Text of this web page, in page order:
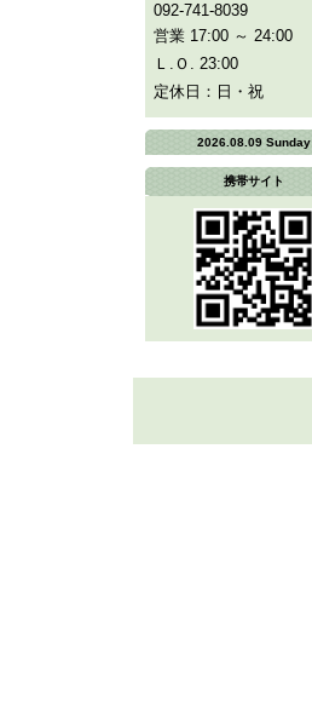
092-741-8039
営業 17:00 ～ 24:00
Ｌ.Ｏ. 23:00
定休日：日・祝
2026.08.09 Sunday
携帯サイト